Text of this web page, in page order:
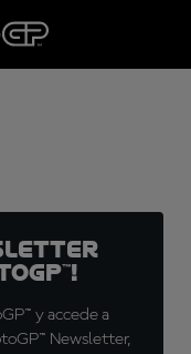
y accede a
Newsletter,